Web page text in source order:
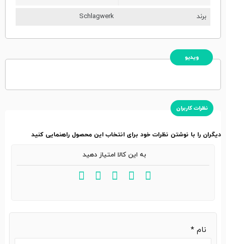
برند Schlagwerk
ویدیو
نظرات کاربران
دیگران را با نوشتن نظرات خود برای انتخاب این محصول راهنمایی کنید
نام *
به این کالا امتیاز دهید